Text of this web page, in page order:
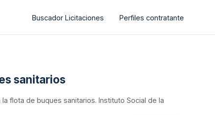
Buscador Licitaciones Perfiles contratante
sanitarios
flota de buques sanitarios. Instituto Social de la